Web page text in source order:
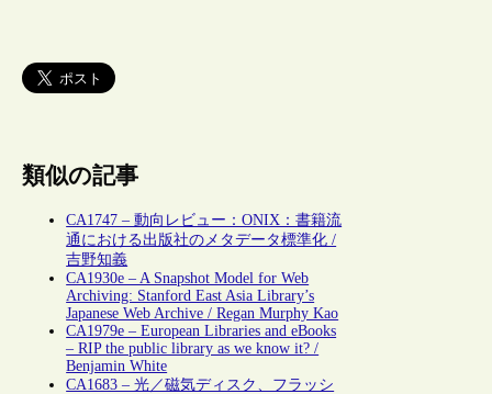
類似の記事
CA1747 – 動向レビュー：ONIX：書籍流
通における出版社のメタデータ標準化 /
吉野知義
CA1930e – A Snapshot Model for Web
Archiving: Stanford East Asia Library’s
Japanese Web Archive / Regan Murphy Kao
CA1979e – European Libraries and eBooks
– RIP the public library as we know it? /
Benjamin White
CA1683 – 光／磁気ディスク、フラッシ